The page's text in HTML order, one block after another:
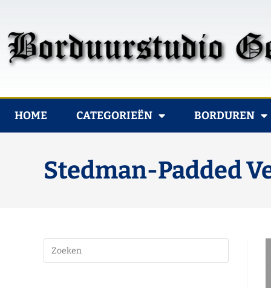
HOME CATEGORIEËN BORDUREN
Stedman-Padded